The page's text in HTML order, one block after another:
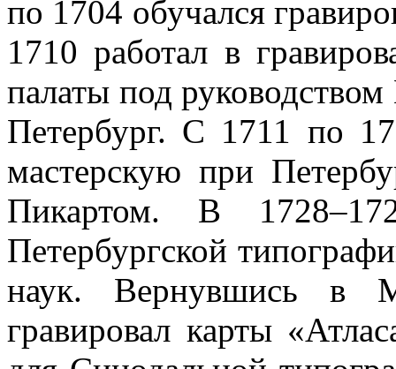
по 1704 обучался
1710 работал в
палаты под
Петербург. С 1711 по
мастерскую при
Пикартом. В
Петербургской
наук. Вернувшись в
гравировал карты